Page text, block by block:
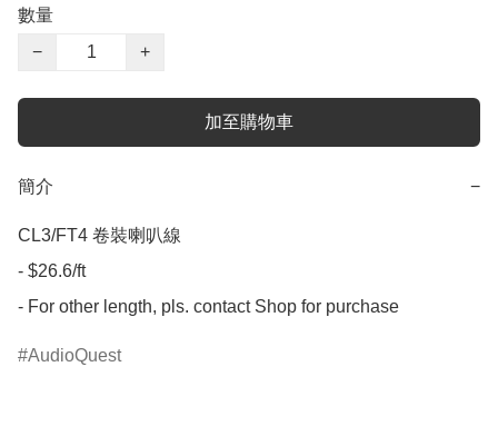
數量
−
+
加至購物車
簡介 −
CL3/FT4 卷裝喇叭線
- $26.6/ft
- For other length, pls. contact Shop for purchase
AudioQuest